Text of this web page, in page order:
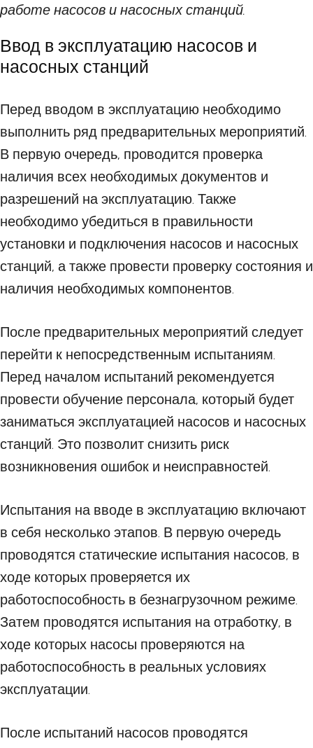
работе насосов и насосных станций.
Ввод в эксплуатацию насосов и
насосных станций
Перед вводом в эксплуатацию необходимо
выполнить ряд предварительных мероприятий.
В первую очередь, проводится проверка
наличия всех необходимых документов и
разрешений на эксплуатацию. Также
необходимо убедиться в правильности
установки и подключения насосов и насосных
станций, а также провести проверку состояния и
наличия необходимых компонентов.
После предварительных мероприятий следует
перейти к непосредственным испытаниям.
Перед началом испытаний рекомендуется
провести обучение персонала, который будет
заниматься эксплуатацией насосов и насосных
станций. Это позволит снизить риск
возникновения ошибок и неисправностей.
Испытания на вводе в эксплуатацию включают
в себя несколько этапов. В первую очередь
проводятся статические испытания насосов, в
ходе которых проверяется их
работоспособность в безнагрузочном режиме.
Затем проводятся испытания на отработку, в
ходе которых насосы проверяются на
работоспособность в реальных условиях
эксплуатации.
После испытаний насосов проводятся